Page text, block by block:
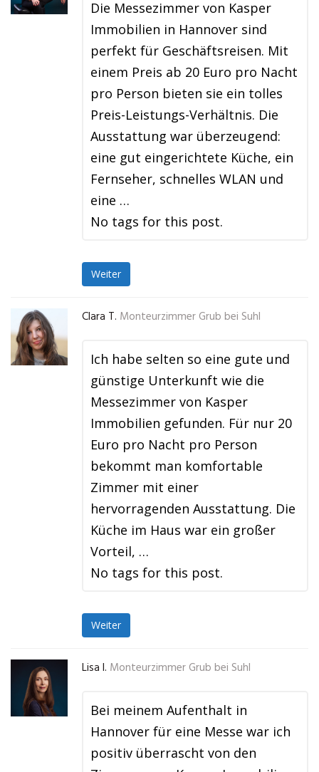
Die Messezimmer von Kasper
Immobilien in Hannover sind
perfekt für Geschäftsreisen. Mit
einem Preis ab 20 Euro pro Nacht
pro Person bieten sie ein tolles
Preis-Leistungs-Verhältnis. Die
Ausstattung war überzeugend:
eine gut eingerichtete Küche, ein
Fernseher, schnelles WLAN und
eine …
No tags for this post.
Weiter
Clara T. Monteurzimmer Grub bei Suhl
Ich habe selten so eine gute und
günstige Unterkunft wie die
Messezimmer von Kasper
Immobilien gefunden. Für nur 20
Euro pro Nacht pro Person
bekommt man komfortable
Zimmer mit einer
hervorragenden Ausstattung. Die
Küche im Haus war ein großer
Vorteil, …
No tags for this post.
Weiter
Lisa I. Monteurzimmer Grub bei Suhl
Bei meinem Aufenthalt in
Hannover für eine Messe war ich
positiv überrascht von den